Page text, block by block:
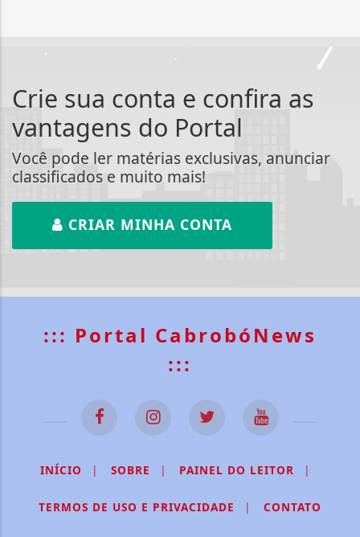
Crie sua conta e confira as
vantagens do Portal
Você pode ler matérias exclusivas, anunciar
classificados e muito mais!
CRIAR MINHA CONTA
::: Portal CabrobóNews
:::
INÍCIO | SOBRE | PAINEL DO LEITOR |
TERMOS DE USO E PRIVACIDADE | CONTATO